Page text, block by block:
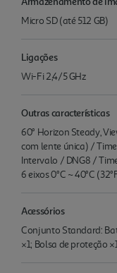
Micro SD (até 512 GB)
Ligações
Wi-Fi 2,4/5 GHz
Outras características
60° Horizon Steady,
com lente única) /
Intervalo / DNG8 /
6 eixos 0°C ~ 40°C
Acessórios
Conjunto Standard:
×1; Bolsa de proteção